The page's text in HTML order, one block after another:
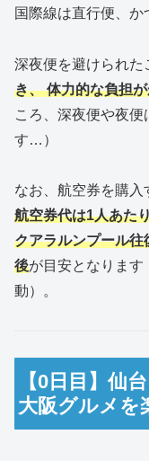
国際線は直行便、か
深夜便を避けられた
き、 体力的な負担
ころ、深夜便や夜便
す…）
なお、航空券を購入
航空券代は1人あた
クアラルンプール
後が目安となりま
動）。
【0日目】仙
大阪グルメを